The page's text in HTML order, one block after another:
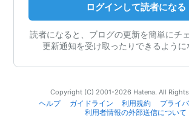
ログインして読者になる
読者になると、ブログの更新を簡単にチ
更新通知を受け取ったりできるように
Copyright (C) 2001-2026 Hatena. All Rights
ヘルプ
ガイドライン 利用規約
プライ
利用者情報の外部送信について